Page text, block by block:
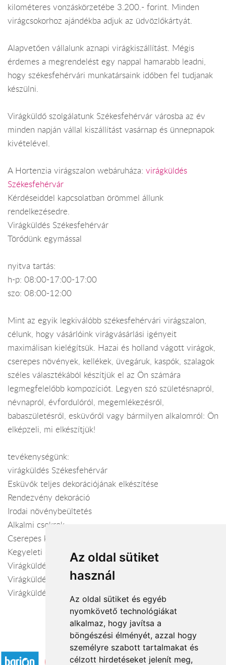
Az oldal sütiket
használ
Az oldal sütiket és egyéb
nyomkövető technológiákat
alkalmaz, hogy javítsa a
böngészési élményét, azzal hogy
személyre szabott tartalmakat és
célzott hirdetéseket jelenít meg,
kilométeres vonzáskörzetébe 3.200.- forint. Minden
virágcsokorhoz ajándékba adjuk az üdvözlőkártyát.
Alapvetően vállalunk aznapi virágkiszállítást. Mégis
érdemes a megrendelést egy nappal hamarabb leadni,
hogy székesfehérvári munkatársaink időben fel tudjanak
készülni.
Virágküldő szolgálatunk Székesfehérvár városba az év
minden napján vállal kiszállítást vasárnap és ünnepnapok
kivételével.
A Hortenzia virágszalon webáruháza: virágküldés
Székesfehérvár
Kérdéseiddel kapcsolatban örömmel állunk
rendelkezésedre.
Virágküldés Székesfehérvár
Törődünk egymással
nyitva tartás:
h-p: 08:00-17:00-17:00
szo: 08:00-12:00
Mint az egyik legkiválóbb székesfehérvári virágszalon,
célunk, hogy vásárlóink virágvásárlási igényeit
maximálisan kielégítsük. Hazai és holland vágott virágok,
cserepes növények, kellékek, üvegáruk, kaspók, szalagok
széles választékából készítjük el az Ön számára
legmegfelelőbb kompozíciót. Legyen szó születésnapról,
névnapról, évfordulóról, megemlékezésről,
babaszületésről, esküvőről vagy bármilyen alkalomról: Ön
elképzeli, mi elkészítjük!
tevékenységünk:
virágküldés Székesfehérvár
Esküvők teljes dekorációjának elkészítése
Rendezvény dekoráció
Irodai növénybeültetés
Alkalmi csokrok
Cserepes kompozíciók
Kegyeleti díszek
Virágküldés Székesfehérvár és vonzáskörzetében
Virágküldés Magyarországon belül
Virágküldés világszerte 24 órán belül
Elfogadott fizetési módok